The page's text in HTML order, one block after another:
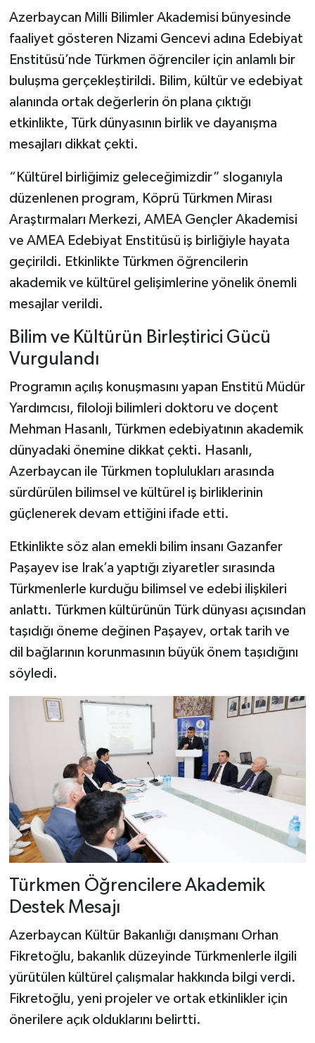
Azerbaycan Milli Bilimler Akademisi bünyesinde
faaliyet gösteren Nizami Gencevi adına Edebiyat
Enstitüsü’nde Türkmen öğrenciler için anlamlı bir
buluşma gerçekleştirildi. Bilim, kültür ve edebiyat
alanında ortak değerlerin ön plana çıktığı
etkinlikte, Türk dünyasının birlik ve dayanışma
mesajları dikkat çekti.
“Kültürel birliğimiz geleceğimizdir” sloganıyla
düzenlenen program, Köprü Türkmen Mirası
Araştırmaları Merkezi, AMEA Gençler Akademisi
ve AMEA Edebiyat Enstitüsü iş birliğiyle hayata
geçirildi. Etkinlikte Türkmen öğrencilerin
akademik ve kültürel gelişimlerine yönelik önemli
mesajlar verildi.
Bilim ve Kültürün Birleştirici Gücü
Vurgulandı
Programın açılış konuşmasını yapan Enstitü Müdür
Yardımcısı, filoloji bilimleri doktoru ve doçent
Mehman Hasanlı, Türkmen edebiyatının akademik
dünyadaki önemine dikkat çekti. Hasanlı,
Azerbaycan ile Türkmen toplulukları arasında
sürdürülen bilimsel ve kültürel iş birliklerinin
güçlenerek devam ettiğini ifade etti.
Etkinlikte söz alan emekli bilim insanı Gazanfer
Paşayev ise Irak’a yaptığı ziyaretler sırasında
Türkmenlerle kurduğu bilimsel ve edebi ilişkileri
anlattı. Türkmen kültürünün Türk dünyası açısından
taşıdığı öneme değinen Paşayev, ortak tarih ve
dil bağlarının korunmasının büyük önem taşıdığını
söyledi.
Türkmen Öğrencilere Akademik
Destek Mesajı
Azerbaycan Kültür Bakanlığı danışmanı Orhan
Fikretoğlu, bakanlık düzeyinde Türkmenlerle ilgili
yürütülen kültürel çalışmalar hakkında bilgi verdi.
Fikretoğlu, yeni projeler ve ortak etkinlikler için
önerilere açık olduklarını belirtti.
Küre Haberleri
Merkez Haberleri
Pınarbaşı Haberleri
Şenpazar Haberleri
Taşköprü Haberleri
Tosya Haberleri
Ulusal Haberler
Teknoloji Haberleri
Siyaset Haberleri
Dünya Haberleri
Yerel Haberler
Haber Arşivi